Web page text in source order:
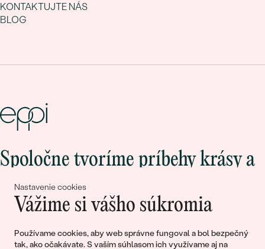
Nastavenie cookies
Vážime si vášho súkromia
Používame cookies, aby web správne fungoval a bol bezpečný
tak, ako očakávate. S vaším súhlasom ich využívame aj na
KONTAKTUJTE NÁS
BLOG
Spoločne tvoríme príbehy krásy a
lásky
Pripojte sa k nám!